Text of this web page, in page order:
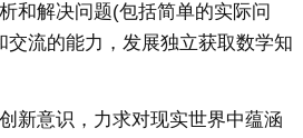
和解决问题(包括简单的实际问
交流的能力，发展独立获取数学知
新意识，力求对现实世界中蕴涵